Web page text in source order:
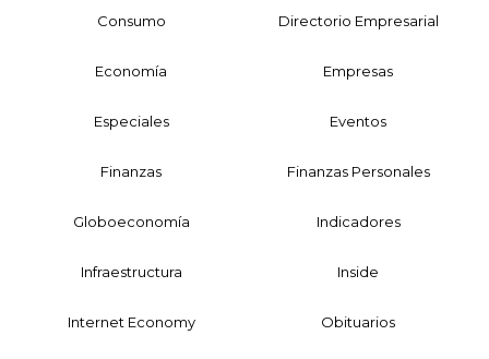
Consumo Directorio Empresarial
Economía Empresas
Especiales Eventos
Finanzas Finanzas Personales
Globoeconomía Indicadores
Infraestructura Inside
Internet Economy Obituarios